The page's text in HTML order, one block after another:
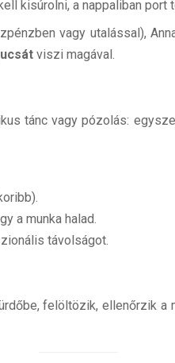
kisúrolni, a nappaliban port
vagy utalással),
viszi magával.
tánc vagy pózolás:
a munka halad.
távolságot.
felöltözik, ellenőrzik a